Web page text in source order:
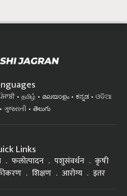
தமிழ் മലയാളം ಕನ್ನಡ
ଓଡିଆ
ગુજરાતી తెలుగు
Links
फलोत्पादन पशुसंवर्धन
कृषी
शिक्षण आरोग्य इतर